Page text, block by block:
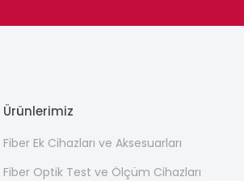
Ürünlerimiz
Fiber Ek Cihazları ve Aksesuarları
Fiber Optik Test ve Ölçüm Cihazları